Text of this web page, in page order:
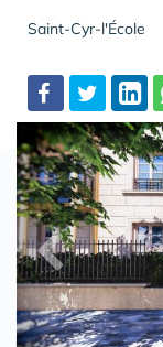
Saint-Cyr-l'École
Partager